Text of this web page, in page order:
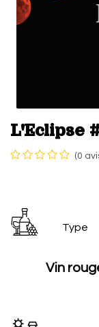
L'Eclipse
(0
Type
Vin